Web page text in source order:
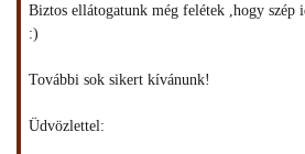
Biztos ellátogatunk még felétek ,hogy szép
:)
További sok sikert kívánunk!
Üdvözlettel: